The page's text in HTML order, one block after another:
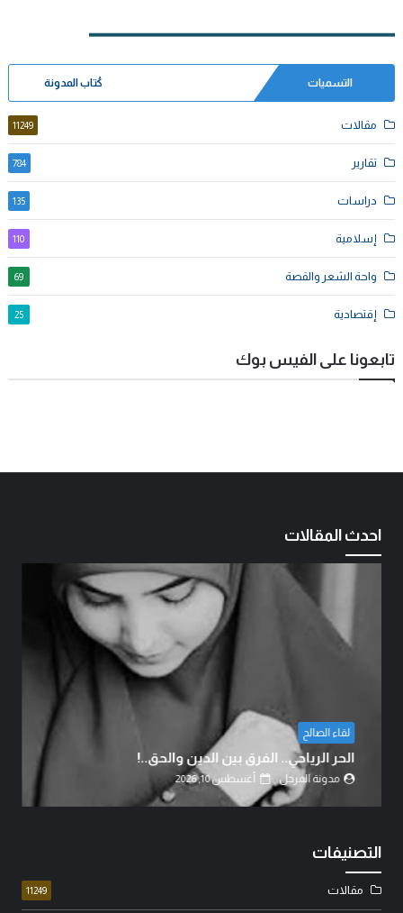
التسميات كُتاب المدونة
مقالات 11249
تقارير 784
دراسات 135
إسلامية 110
واحة الشعر والقصة 69
إقتصادية 25
تابعونا على الفيس بوك
احدث المقالات
الكاتب والناقد السياسي
حين تُخبّأ المليارات خلف الجدران… ويُخبّأ الفقر في
بيوت العراقيين..!
مدونة المرجل أغسطس 10, 2026
التصنيفات
مقالات 11249